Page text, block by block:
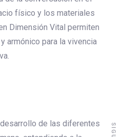
físico y los materiales
Dimensión Vital permiten
armónico para la vivencia
de las diferentes